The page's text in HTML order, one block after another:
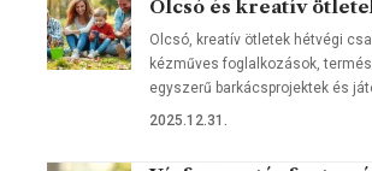
Olcsó és kreatív
Olcsó, kreatív ötletek hétvégi
kézműves foglalkozások,
egyszerű barkácsprojektek és
2025.12.31.